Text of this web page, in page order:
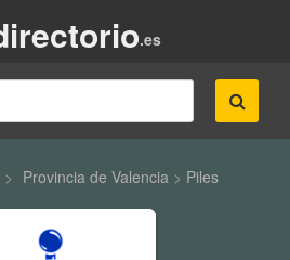
.es
> Provincia de Valencia > Piles